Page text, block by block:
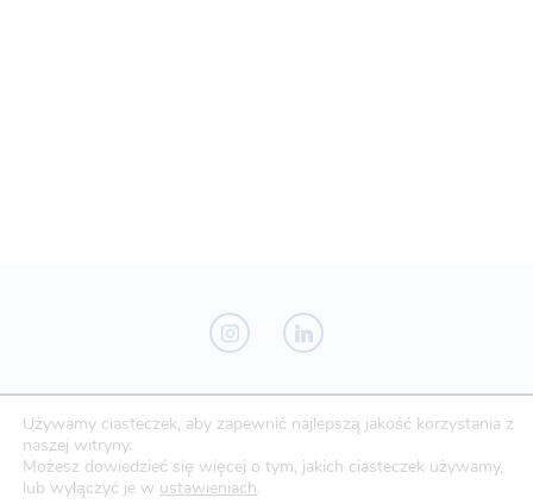
Novo-Pak Sp. z o.o.
Całowanie 103A, 05-480 Karczew
Tel: +48 500 307 169
Używamy ciasteczek, aby zapewnić najlepszą jakość korzystania z
naszej witryny.
Możesz dowiedzieć się więcej o tym, jakich ciasteczek używamy,
lub wyłączyć je w ustawieniach.